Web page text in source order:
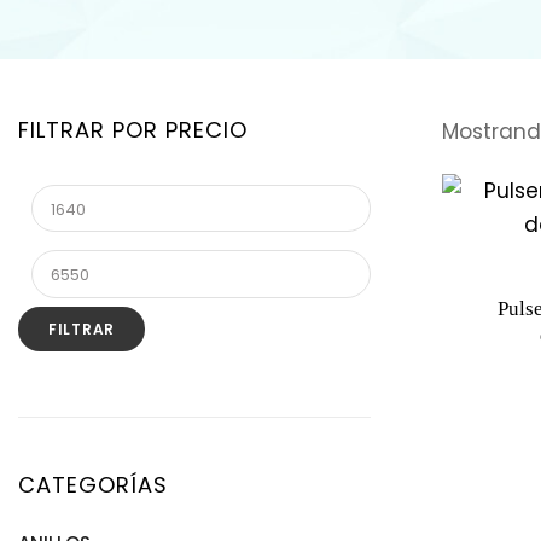
FILTRAR POR PRECIO
FILTRAR
CATEGORÍAS